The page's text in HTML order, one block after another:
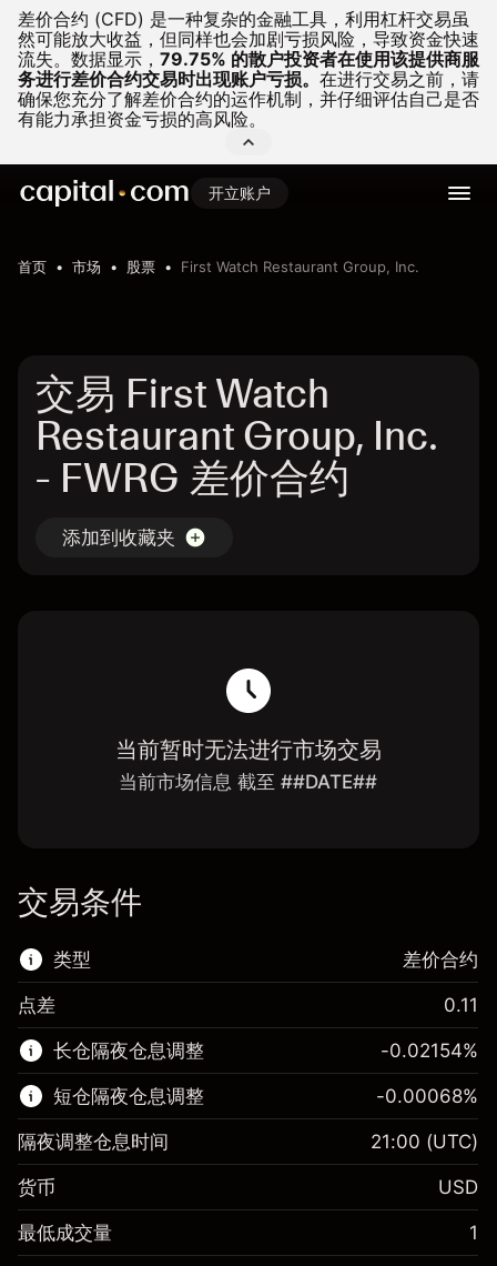
差价合约 (CFD) 是一种复杂的金融工具，利用杠杆交易虽
然可能放大收益，但同样也会加剧亏损风险，导致资金快速
流失。 数据显示， 79.75% 的散户投资者在使用该提供商服
务进行差价合约交易时出现账户亏损。 在进行交易之前，请
确保您充分了解差价合约的运作机制，并仔细评估自己是否
有能力承担资金亏损的高风险。
开立账户
首页 市场 股票 First Watch Restaurant Group, Inc.
交易 First Watch
Restaurant Group, Inc.
- FWRG 差价合约
添加到收藏夹
当前暂时无法进行市场交易
当前市场信息 截至 ##DATE##
交易条件
类型
该金融市场可进行差价合约交易。
了解更多:
差价合约
差价合约
点差 0.11
长仓隔夜仓息调整
保证金。您的投资 $1,000.00
-0.02154
-0.02154%
短仓隔夜仓息调整
保证金。您的投资 $1,000.00
-0.00068%
隔夜调整仓息时间 21:00 (UTC)
货币 USD
最低成交量 1